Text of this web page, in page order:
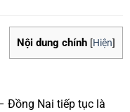
Nội dung chính [Hiện]
Đồng Nai tiếp tục là